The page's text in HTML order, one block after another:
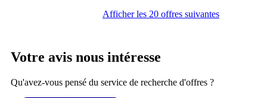
Afficher les 20 offres suivantes
Votre avis nous intéresse
Qu'avez-vous pensé du service de recherche d'offres ?